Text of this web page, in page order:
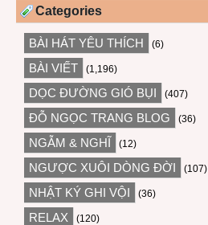
Categories
BÀI HÁT YÊU THÍCH (6)
BÀI VIẾT (1,196)
DỌC ĐƯỜNG GIÓ BỤI (407)
ĐỖ NGỌC TRANG BLOG (36)
NGẪM & NGHĨ (12)
NGƯỢC XUÔI DÒNG ĐỜI (107)
NHẬT KÝ GHI VỘI (36)
RELAX (120)